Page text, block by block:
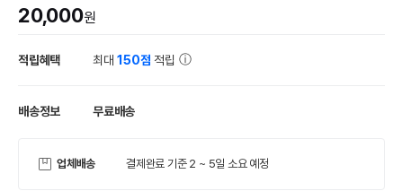
20,000원
적립혜택 최대150점 적립
배송정보 무료배송
업체배송 결제완료 기준 2 ~ 5일 소요 예정